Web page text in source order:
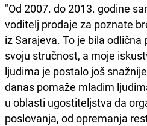
"Od 2007. do 2013. godine
voditelj prodaje za poznate
iz Sarajeva. To je bila
svoju stručnost, a moje
ljudima je postalo još
danas pomaže mladim
u oblasti ugostiteljstva da
poslovanja, od opremanja